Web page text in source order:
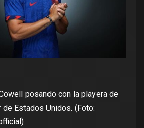
posando con la playera de
de Estados Unidos. (Foto: